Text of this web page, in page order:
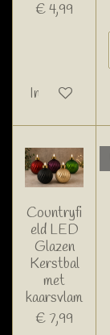
€ 4,99
In winkelwagen
Countryfi
eld LED
Glazen
Kerstbal
met
kaarsvlam
€ 7,99